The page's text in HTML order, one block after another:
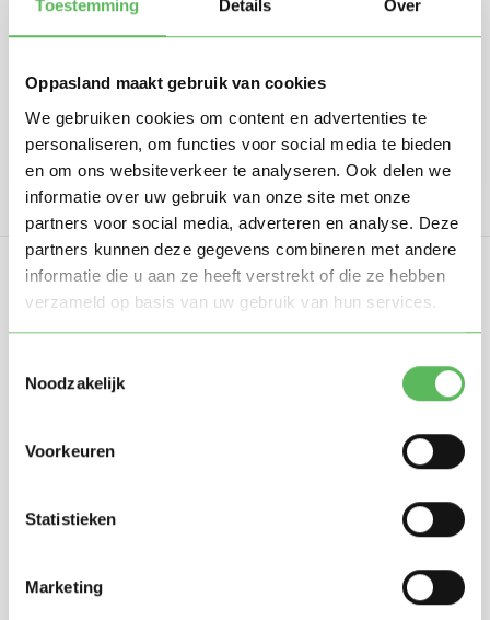
Toestemming Details Over
Oppasland maakt gebruik van cookies
We gebruiken cookies om content en advertenties te
personaliseren, om functies voor social media te bieden
en om ons websiteverkeer te analyseren. Ook delen we
informatie over uw gebruik van onze site met onze
partners voor social media, adverteren en analyse. Deze
partners kunnen deze gegevens combineren met andere
informatie die u aan ze heeft verstrekt of die ze hebben
verzameld op basis van uw gebruik van hun services.
Noodzakelijk
Voorkeuren
Statistieken
Marketing
Door te registreren ga je akkoord met deAlgemene
Gratis aanmelden
brengen.
Informatie